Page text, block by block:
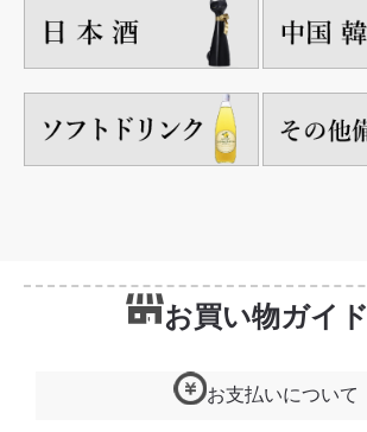
お買い物ガイド
お支払いについて